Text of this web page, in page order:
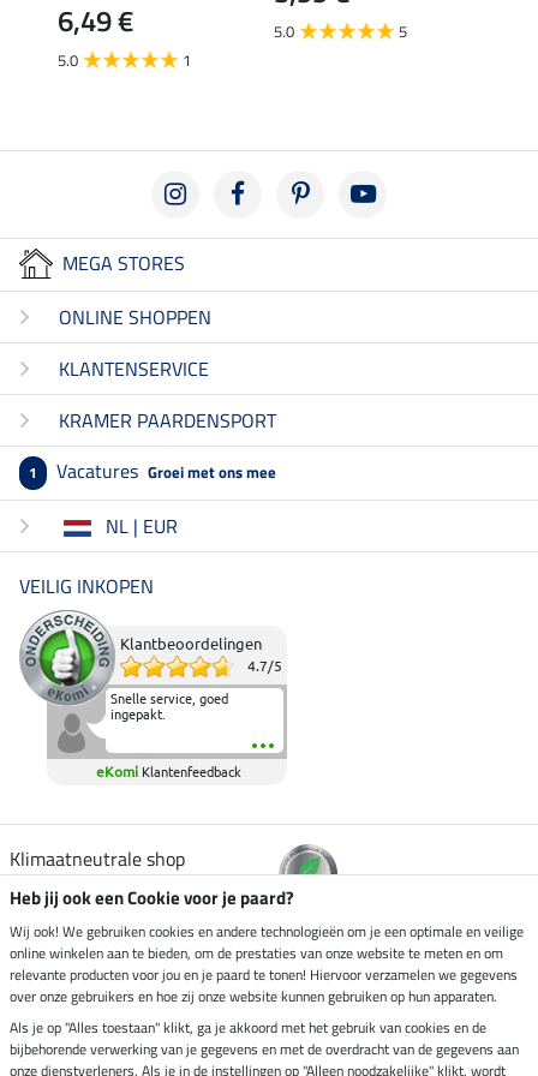
6,49 €
5.0 1
5.0 5
MEGA STORES
ONLINE SHOPPEN
KLANTENSERVICE
KRAMER PAARDENSPORT
1 Vacatures Groei met ons mee
NL | EUR
VEILIG INKOPEN
Klantbeoordelingen
4.7/5
Snelle service, goed
ingepakt.
eKomi Klantenfeedback
Klimaatneutrale shop
Verzending per
Veilig betalen met
Heb jij ook een Cookie voor je paard?
Wij ook! We gebruiken cookies en andere technologieën om je een optimale en veilige
online winkelen aan te bieden, om de prestaties van onze website te meten en om
relevante producten voor jou en je paard te tonen! Hiervoor verzamelen we gegevens
over onze gebruikers en hoe zij onze website kunnen gebruiken op hun apparaten.
Als je op "Alles toestaan" klikt, ga je akkoord met het gebruik van cookies en de
bijbehorende verwerking van je gegevens en met de overdracht van de gegevens aan
onze dienstverleners. Als je in de instellingen op "Alleen noodzakelijke" klikt, wordt